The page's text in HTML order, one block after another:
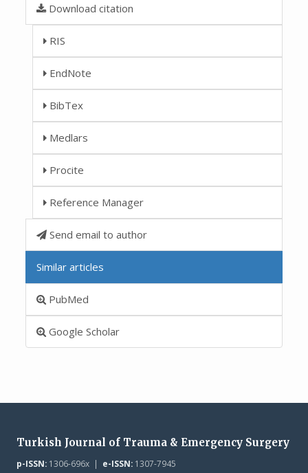
Download citation
RIS
EndNote
BibTex
Medlars
Procite
Reference Manager
Send email to author
Similar articles
PubMed
Google Scholar
Turkish Journal of Trauma & Emergency Surgery
p-ISSN:1306-696x | e-ISSN:1307-7945